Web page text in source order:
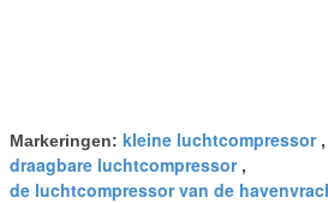
Markeringen: kleine luchtcompressor,
draagbare luchtcompressor,
de luchtcompressor van de